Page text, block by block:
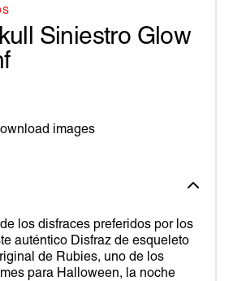
Siniestro Glow
images
los disfraces preferidos por los
auténtico Disfraz de esqueleto
de Rubies, uno de los
para Halloween, la noche